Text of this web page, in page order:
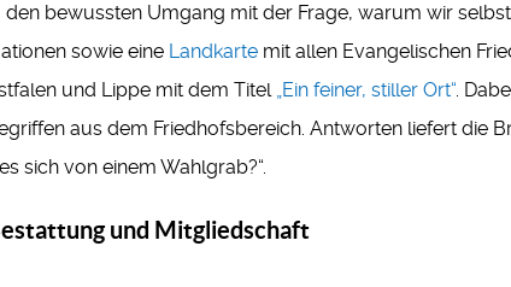
bewussten Umgang mit der Frage, warum wir
sowie eine Landkarte mit allen Evangelischen
und Lippe mit dem Titel „Ein feiner, stiller Ort“.
aus dem Friedhofsbereich. Antworten liefert die
sich von einem Wahlgrab?“.
und Mitgliedschaft